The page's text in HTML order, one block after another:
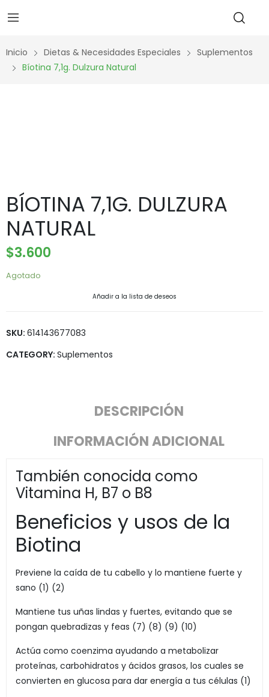
Inicio Dietas & Necesidades Especiales
Suplementos
Bíotina 7,1g. Dulzura Natural
BÍOTINA 7,1G. DULZURA
NATURAL
$3.600
Agotado
Añadir a la lista de deseos
SKU: 614143677083
CATEGORY: Suplementos
DESCRIPCIÓN
INFORMACIÓN ADICIONAL
También conocida como
Vitamina H, B7 o B8
Beneficios y usos de la
Biotina
Previene la caída de tu cabello y lo mantiene fuerte y
sano (1) (2)
Mantiene tus uñas lindas y fuertes, evitando que se
pongan quebradizas y feas (7) (8) (9) (10)
Actúa como coenzima ayudando a metabolizar
proteínas, carbohidratos y ácidos grasos, los cuales se
convierten en glucosa para dar energía a tus células (1)